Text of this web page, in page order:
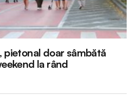
pietonal doar sâmbătă
la rând